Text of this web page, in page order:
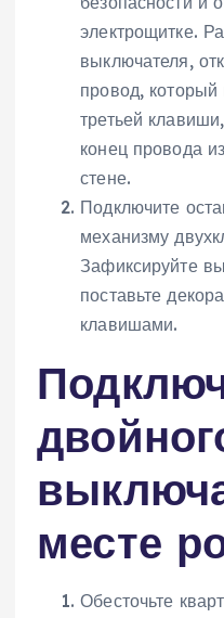
электрощитке.
выключателя,
провод,
третьей
конец провода
стене.
Подключите
механизму
Зафиксируйте
поставьте
клавишами.
месте
Обесточьте